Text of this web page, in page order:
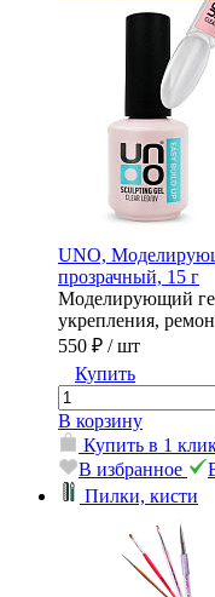
UNO,
прозрачный, 15 г
Моделирующий
укрепления,
550 ₽ / шт
Купить
В корзину
Купить в 1
В избранное
Пилки, кисти